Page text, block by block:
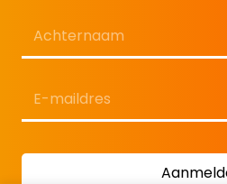
mailadres *